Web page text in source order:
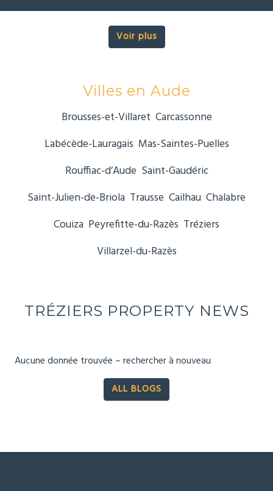
Voir plus
Villes en Aude
Brousses-et-Villaret Carcassonne
Labécède-Lauragais Mas-Saintes-Puelles
Rouffiac-d’Aude Saint-Gaudéric
Saint-Julien-de-Briola Trausse Cailhau Chalabre
Couiza Peyrefitte-du-Razès Tréziers
Villarzel-du-Razès
TRÉZIERS PROPERTY NEWS
Aucune donnée trouvée – rechercher à nouveau
ALL BLOGS